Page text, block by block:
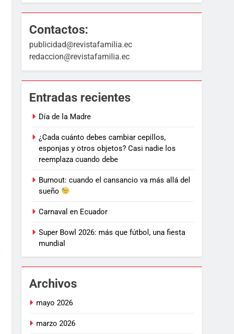
Contactos:
publicidad@revistafamilia.ec
redaccion@revistafamilia.ec
Entradas recientes
Día de la Madre
¿Cada cuánto debes cambiar cepillos,
esponjas y otros objetos? Casi nadie los
reemplaza cuando debe
Burnout: cuando el cansancio va más allá del
sueño
Carnaval en Ecuador
Super Bowl 2026: más que fútbol, una fiesta
mundial
Archivos
mayo 2026
marzo 2026